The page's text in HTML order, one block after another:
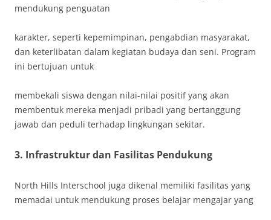
mendukung penguatan
karakter, seperti kepemimpinan, pengabdian masyarakat,
dan keterlibatan dalam kegiatan budaya dan seni. Program
ini bertujuan untuk
membekali siswa dengan nilai-nilai positif yang akan
membentuk mereka menjadi pribadi yang bertanggung
jawab dan peduli terhadap lingkungan sekitar.
3. Infrastruktur dan Fasilitas Pendukung
North Hills Interschool juga dikenal memiliki fasilitas yang
memadai untuk mendukung proses belajar mengajar yang